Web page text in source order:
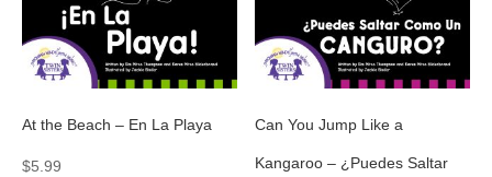
At the Beach – En La Playa
$5.99
Can You Jump Like a
Kangaroo – ¿Puedes Saltar